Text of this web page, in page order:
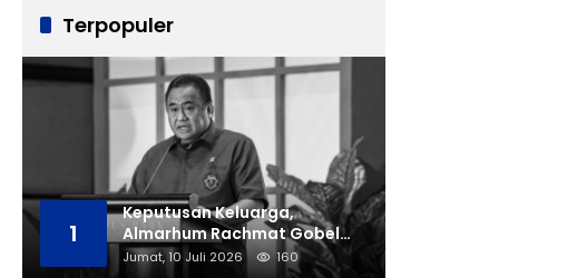
Terpopuler
1
Keputusan Keluarga,
Almarhum Rachmat Gobel
Dimakamkan di TMP Kalibata
Jumat, 10 Juli 2026 160